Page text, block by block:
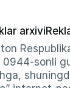
arxivi
sonli